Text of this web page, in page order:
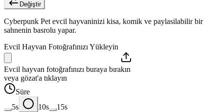
Değiştir
Cyberpunk Pet evcil hayvaninizi kisa, komik ve paylasilabilir bir
sahnenin basrolu yapar.
Evcil Hayvan Fotoğrafınızı Yükleyin
Evcil hayvan fotoğrafınızı buraya bırakın
veya gözat'a tıklayın
Süre
5s
10s
15s